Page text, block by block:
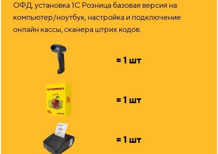
ОФД, установка 1С Розница базовая версия на
компьютер/ноутбук, настройка и подключение
онлайн кассы, сканера штрих кодов.
= 1 шт
= 1 шт
= 1 шт